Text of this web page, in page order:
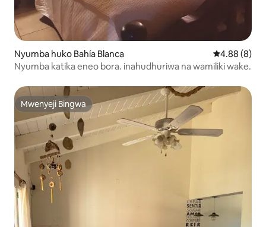
Nyumba huko Bahía Blanca Ukadiriaji
4.88 (8)
Nyumba katika eneo bora. inahudhuriwa na wamiliki wake.
Mwenyeji Bingwa
Mwenyeji Bingwa